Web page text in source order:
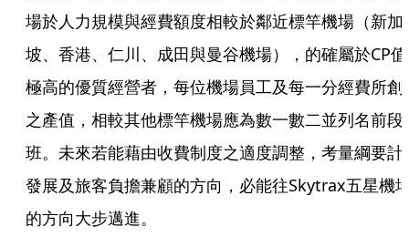
場於人力規模與經費額度相較於鄰近標竿機場（新加
坡、香港、仁川、成田與曼谷機場），的確屬於CP值
極高的優質經營者，每位機場員工及每一分經費所創
之產值，相較其他標竿機場應為數一數二並列名前段
班。未來若能藉由收費制度之適度調整，考量綱要計
發展及旅客負擔兼顧的方向，必能往Skytrax五星機
的方向大步邁進。